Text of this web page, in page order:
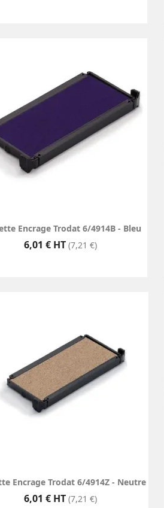
Encrage Trodat 6/4914B - Bleu
Prix
6,01 € HT (7,21 €)
Encrage Trodat 6/4914Z - Neutre
Prix
6,01 € HT (7,21 €)